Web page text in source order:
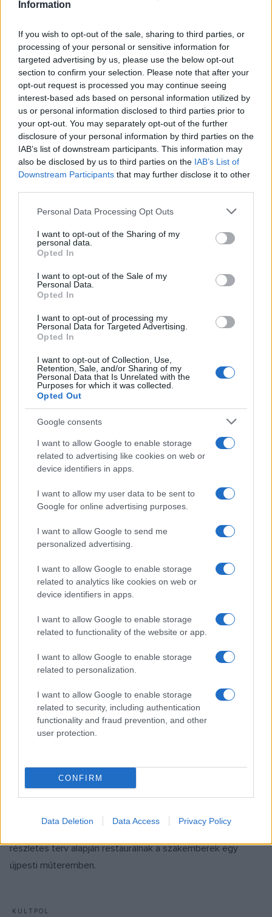
Information
If you wish to opt-out of the sale, sharing to third parties, or
processing of your personal or sensitive information for
targeted advertising by us, please use the below opt-out
section to confirm your selection. Please note that after your
opt-out request is processed you may continue seeing
interest-based ads based on personal information utilized by
us or personal information disclosed to third parties prior to
your opt-out. You may separately opt-out of the further
disclosure of your personal information by third parties on the
IAB’s list of downstream participants. This information may
also be disclosed by us to third parties on the IAB’s List of
Downstream Participants that may further disclose it to other
Please note that this website/app uses one or more Google
not limited to your visit or usage behaviour. You may click to
grant or deny consent to Google and its third-party tags to
use your data for below specified purposes in below Google
consent section.
Personal Data Processing Opt Outs
I want to opt-out of the Sharing of my
personal data.
Opted In
I want to opt-out of the Sale of my
Personal Data.
Opted In
I want to opt-out of processing my
Personal Data for Targeted Advertising.
Opted In
I want to opt-out of Collection, Use,
Retention, Sale, and/or Sharing of my
Personal Data that Is Unrelated with the
Purposes for which it was collected.
Opted Out
Google consents
I want to allow Google to enable storage
related to advertising like cookies on web or
device identifiers in apps.
I want to allow my user data to be sent to
Google for online advertising purposes.
I want to allow Google to send me
personalized advertising.
I want to allow Google to enable storage
related to analytics like cookies on web or
device identifiers in apps.
I want to allow Google to enable storage
related to functionality of the website or app.
I want to allow Google to enable storage
related to personalization.
I want to allow Google to enable storage
related to security, including authentication
functionality and fraud prevention, and other
user protection.
CONFIRM
Data Deletion Data Access Privacy Policy
azt az egy épületet szerettem volna megépíteni, amely az
EGYÉB
Kiállítás, gyerekprogramok és koncertek
lesznek a Lánchíd fesztiválon
Történeti kiállítással, gyerekprogramokkal és koncertekkel
várják az érdeklődőket a Lánchíd fesztivál szervezői
szeptember 16-án a Clark Ádám téren, a főváros
alapításának 150. évfordulójához kapcsolódva.
EGYÉB
Átadták a megújult Lánchidat
A hidat határidőn és költségkereten belül újították fel,
ünnepségen, amelyen a Széchenyi család tagjai is részt
vettek.
EGYÉB
Piknikkel egybekötve adják át pénteken a
felújított Lánchidat
Megnyílnak a járdák és a hídfőkben lévő aluljárók, az
szabadtéri programokkal várják az érdeklődőket.
EGYÉB
Budapest Tuning
A napokban hirdette ki a Budapest Brand nZrt. és Budapest
önkormányzata közös pályázatuk, a Budapest Tuning 13+1
nyertes projektjét, melyeket 2022 végéig valósítanak meg
az ötletgazdákkal együttműködésben.
Orvosi lézerrel is tisztítják a Lánchíd budai
oroszlánjait
Orvosi lézerrel is tisztítják a Lánchíd budai oroszlánjait, hogy
eltávolítsák a legmélyebben lévő szennyeződéseket. A
munka befejeztével, a szükséges megerősítések után
elvégzik a hibatérképen megjelölt javításokat, pótolják a
hiányzó részeket.
KULTPOL
Jövő decemberben kerülnek a helyükre a
Lánchíd restaurált kőoroszlánjai
A tervek szerint 2022 decemberére térnek vissza a
részletes terv alapján restaurálnak a szakemberek egy
újpesti műteremben.
KULTPOL